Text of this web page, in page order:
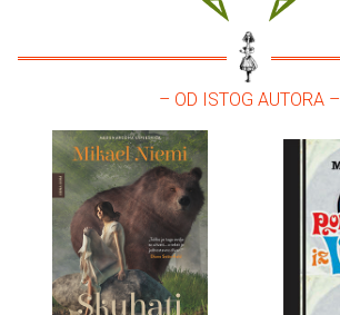
– OD ISTOG AUTORA –